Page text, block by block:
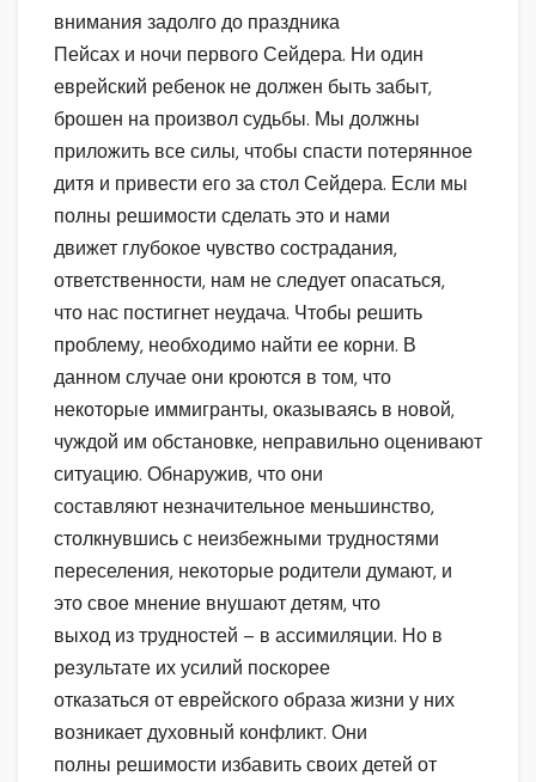
внимания задолго до праздника
Пейсах и ночи первого Сейдера. Ни один
еврейский ребенок не должен быть забыт,
брошен на произвол судьбы. Мы должны
приложить все силы, чтобы спасти потерянное
дитя и привести его за стол Сейдера. Если мы
полны решимости сделать это и нами
движет глубокое чувство сострадания,
ответственности, нам не следует опасаться,
что нас постигнет неудача. Чтобы решить
проблему, необходимо найти ее корни. В
данном случае они кроются в том, что
некоторые иммигранты, оказываясь в новой,
чуждой им обстановке, неправильно оценивают
ситуацию. Обнаружив, что они
составляют незначительное меньшинство,
столкнувшись с неизбежными трудностями
переселения, некоторые родители думают, и
это свое мнение внушают детям, что
выход из трудностей – в ассимиляции. Но в
результате их усилий поскорее
отказаться от еврейского образа жизни у них
возникает духовный конфликт. Они
полны решимости избавить своих детей от